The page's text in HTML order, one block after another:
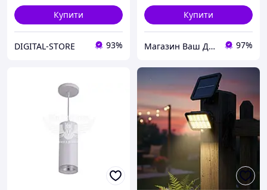
Купити
DIGITAL-STORE 93%
Купити
Магазин Ваш ДЕКОР 97%